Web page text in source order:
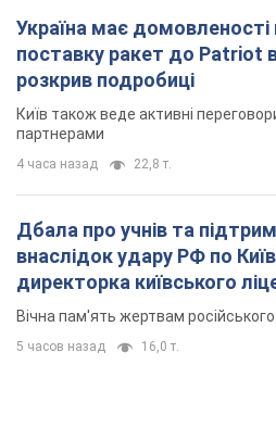
Україна має
поставку ракет до Patriot
розкрив подробиці
Київ також веде активні
партнерами
4 часа назад 22,8 т.
Дбала про учнів та
внаслідок удару РФ по
директорка київського
Вічна пам'ять жертвам
5 часов назад 16,0 т.